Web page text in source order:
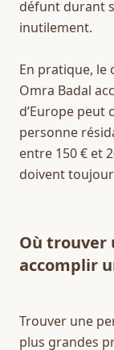
défunt durant
inutilement.
En pratique, le
Omra Badal
d’Europe peut
personne
entre 150 € et
doivent
Où trouver
accomplir
Trouver une